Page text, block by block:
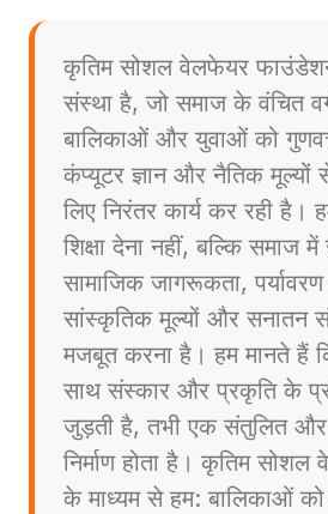
कृतिम सोशल वेलफेयर
संस्था है, जो समाज के वंचित
बालिकाओं और युवाओं को
कंप्यूटर ज्ञान और नैतिक
लिए निरंतर कार्य कर रही है।
शिक्षा देना नहीं, बल्कि समाज
सामाजिक जागरूकता, पर्यावरण
सांस्कृतिक मूल्यों और सनातन
मजबूत करना है। हम मानते हैं
साथ संस्कार और प्रकृति के
जुड़ती है, तभी एक संतुलित
निर्माण होता है। कृतिम
के माध्यम से हम: बालिकाओं